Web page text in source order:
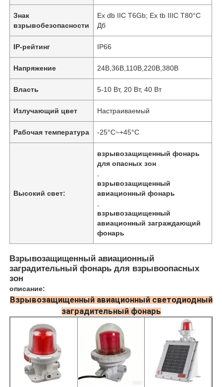
Знак
взрывобезопасности
Ex db IIC T6Gb; Ex tb IIIC T80°C
Дб
IP-рейтинг IP66
Напряжение 24В,36В,110В,220В,380В
Власть 5-10 Вт, 20 Вт, 40 Вт
Излучающий цвет Настраиваемый
Рабочая температура -25°С~+45°С
Высокий свет:
взрывозащищенный фонарь
для опасных зон
взрывозащищенный
авиационный фонарь
взрывозащищенный
авиационный заграждающий
фонарь
Взрывозащищенный авиационный
заградительный фонарь для взрывоопасных
зон
описание:
Взрывозащищенный авиационный светодиодный
заградительный фонарь